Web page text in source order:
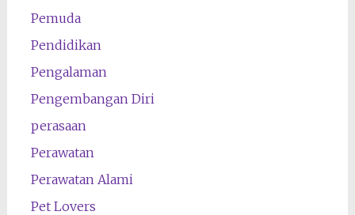
Pemuda
Pendidikan
Pengalaman
Pengembangan Diri
perasaan
Perawatan
Perawatan Alami
Pet Lovers